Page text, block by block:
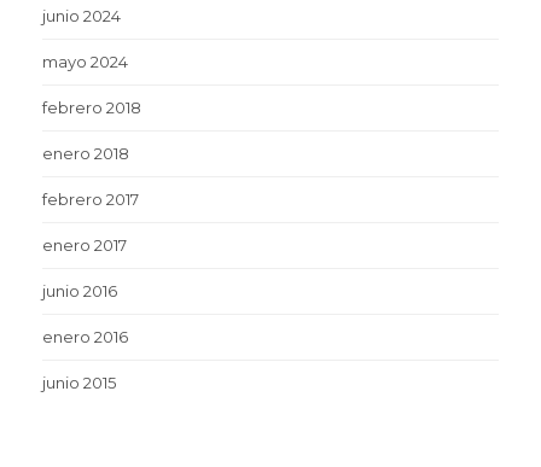
junio 2024
mayo 2024
febrero 2018
enero 2018
febrero 2017
enero 2017
junio 2016
enero 2016
junio 2015